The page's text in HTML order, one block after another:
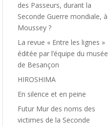
des Passeurs, durant la
Seconde Guerre mondiale, à
Moussey ?
La revue « Entre les lignes »
éditée par l’équipe du musée
de Besançon
HIROSHIMA
En silence et en peine
Futur Mur des noms des
victimes de la Seconde